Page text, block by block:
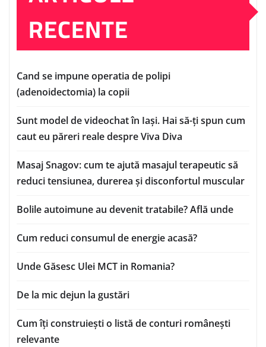
RECENTE
Cand se impune operatia de polipi
(adenoidectomia) la copii
Sunt model de videochat în Iași. Hai să-ți spun cum
caut eu păreri reale despre Viva Diva
Masaj Snagov: cum te ajută masajul terapeutic să
reduci tensiunea, durerea și disconfortul muscular
Bolile autoimune au devenit tratabile? Află unde
Cum reduci consumul de energie acasă?
Unde Găsesc Ulei MCT in Romania?
De la mic dejun la gustări
Cum îți construiești o listă de conturi românești
relevante